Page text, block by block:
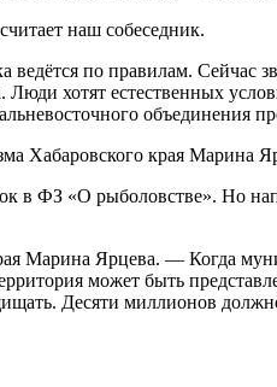
наш собеседник.
ведётся по правилам. Сейчас
хотят естественных
объединения
Хабаровского края Марина
в ФЗ «О рыболовстве». Но
Марина Ярцева. — Когда
может быть
Десяти миллионов